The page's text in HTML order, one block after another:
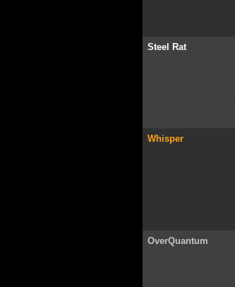
Steel Rat
Whisper
OverQuantum